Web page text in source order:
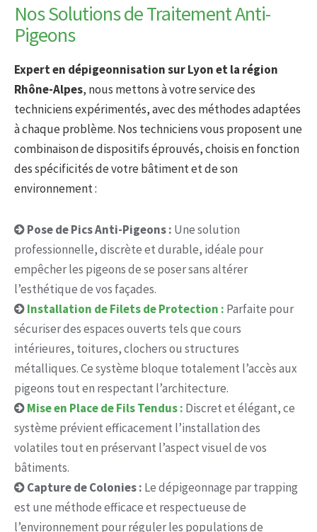
Nos Solutions de Traitement Anti-
Pigeons
Expert en dépigeonnisation sur Lyon et la région
Rhône-Alpes, nous mettons à votre service des
techniciens expérimentés, avec des méthodes adaptées
à chaque problème. Nos techniciens vous proposent une
combinaison de dispositifs éprouvés, choisis en fonction
des spécificités de votre bâtiment et de son
environnement :
Pose de Pics Anti-Pigeons : Une solution
professionnelle, discrète et durable, idéale pour
empêcher les pigeons de se poser sans altérer
l’esthétique de vos façades.
Installation de Filets de Protection : Parfaite pour
sécuriser des espaces ouverts tels que cours
intérieures, toitures, clochers ou structures
métalliques. Ce système bloque totalement l’accès aux
pigeons tout en respectant l’architecture.
Mise en Place de Fils Tendus : Discret et élégant, ce
système prévient efficacement l’installation des
volatiles tout en préservant l’aspect visuel de vos
bâtiments.
Capture de Colonies : Le dépigeonnage par trapping
est une méthode efficace et respectueuse de
l’environnement pour réguler les populations de